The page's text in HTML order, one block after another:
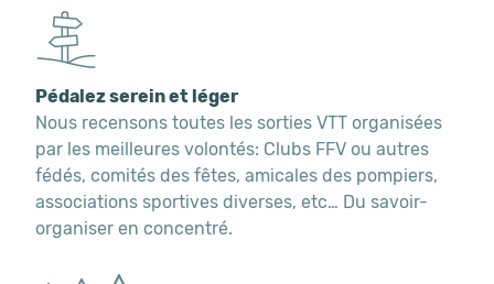
Pédalez serein et léger
Nous recensons toutes les sorties VTT organisées
par les meilleures volontés: Clubs FFV ou autres
fédés, comités des fêtes, amicales des pompiers,
associations sportives diverses, etc… Du savoir-
organiser en concentré.